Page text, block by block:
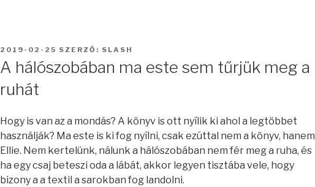
BEKÜLDVE:
2019-02-25 SZERZŐ: SLASH
A hálószobában ma este sem tűrjük meg a
ruhát
Hogy is van az a mondás? A könyv is ott nyílik ki ahol a legtöbbet
használják? Ma este is ki fog nyílni, csak ezúttal nem a könyv, hanem
Ellie. Nem kertelünk, nálunk a hálószobában nem fér meg a ruha, és
ha egy csaj beteszi oda a lábát, akkor legyen tisztába vele, hogy
bizony a a textil a sarokban fog landolni.